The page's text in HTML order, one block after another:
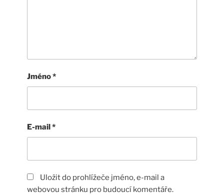
Jméno*
E-mail *
Uložit do prohlížeče jméno, e-mail a
webovou stránku pro budoucí komentáře.